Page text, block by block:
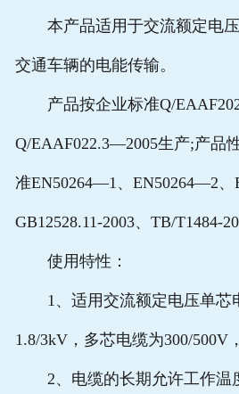
本产品适用于交流额定电压
交通车辆的电能传输。
产品按企业标准Q/
Q/EAAF022.3—2005生产;产品
准EN50264—1、EN50264—2、
GB12528.11-2003、TB/T1484-
使用特性：
1、适用交流额定电压单芯
1.8/3kV，多芯电缆为300/500V
2、电缆的长期允许工作温度